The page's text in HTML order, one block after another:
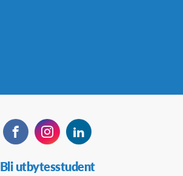
FacebookInstagramLinkedIn
Bli utbytesstudent